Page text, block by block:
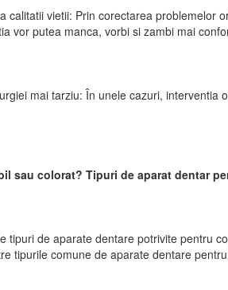
calitatii vietii: Prin corectarea problemelor
vor putea manca, vorbi si zambi mai
mai tarziu: În unele cazuri,
sau colorat? Tipuri de aparat dentar
tipuri de aparate dentare potrivite pentru
tipurile comune de aparate dentare